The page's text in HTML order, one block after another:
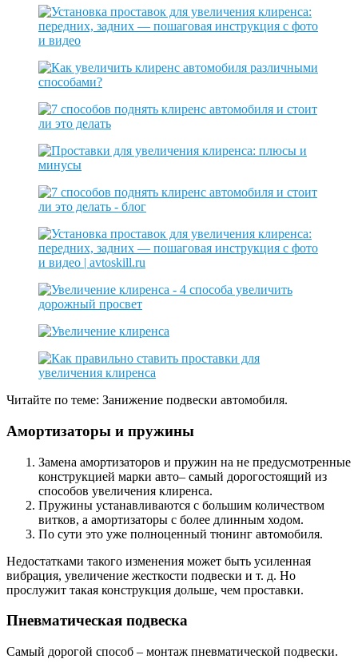
Читайте по теме: Занижение подвески автомобиля.
Амортизаторы и пружины
Замена амортизаторов и пружин на не предусмотренные
конструкцией марки авто– самый дорогостоящий из
способов увеличения клиренса.
Пружины устанавливаются с большим количеством
витков, а амортизаторы с более длинным ходом.
По сути это уже полноценный тюнинг автомобиля.
Недостатками такого изменения может быть усиленная
вибрация, увеличение жесткости подвески и т. д. Но
прослужит такая конструкция дольше, чем проставки.
Пневматическая подвеска
Самый дорогой способ – монтаж пневматической подвески.